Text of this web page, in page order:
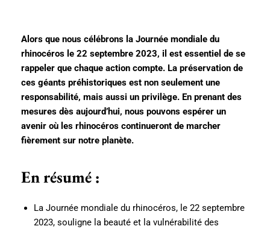
Alors que nous célébrons la Journée mondiale du
rhinocéros le 22 septembre 2023, il est essentiel de se
rappeler que chaque action compte. La préservation de
ces géants préhistoriques est non seulement une
responsabilité, mais aussi un privilège. En prenant des
mesures dès aujourd’hui, nous pouvons espérer un
avenir où les rhinocéros continueront de marcher
fièrement sur notre planète.
En résumé :
La Journée mondiale du rhinocéros, le 22 septembre
2023, souligne la beauté et la vulnérabilité des